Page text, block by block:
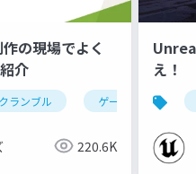
の現場でよく
介
ランブル ゲーム制作
220.6K
え！